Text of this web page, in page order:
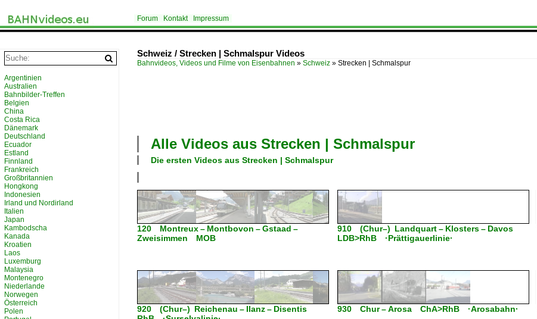
Forum Kontakt Impressum
Schweiz / Strecken | Schmalspur Videos
Bahnvideos, Videos und Filme von Eisenbahnen » Schweiz » Strecken | Schmalspur
Alle Videos aus Strecken | Schmalspur
Die ersten Videos aus Strecken | Schmalspur
120 Montreux – Montbovon – Gstaad –
Zweisimmen MOB
910 (Chur–) Landquart – Klosters – Davos
LDB>RhB ·Prättigauerlinie·
920 (Chur–) Reichenau – Ilanz – Disentis
930 Chur – Arosa ChA>RhB ·Arosabahn·
Argentinien
Australien
Bahnbilder-Treffen
Belgien
China
Costa Rica
Dänemark
Deutschland
Ecuador
Estland
Finnland
Frankreich
Großbritannien
Hongkong
Indonesien
Irland und Nordirland
Italien
Japan
Kambodscha
Kanada
Kroatien
Laos
Luxemburg
Malaysia
Montenegro
Niederlande
Norwegen
Österreich
Polen